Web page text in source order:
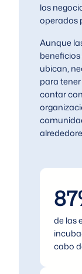
los
operados
Aunque
ubican,
para
contar
de las
cabo